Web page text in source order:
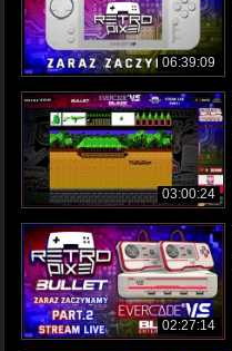
06:39:09
03:00:24
02:27:14